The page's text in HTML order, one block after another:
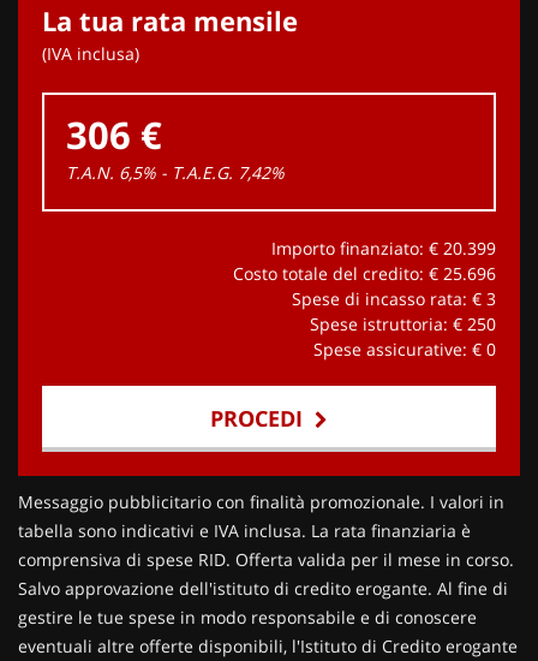
La tua rata mensile
(IVA inclusa)
306 €
T.A.N. 6,5% - T.A.E.G. 7,42%
Importo finanziato: € 20.399
Costo totale del credito: € 25.696
Spese di incasso rata: € 3
Spese istruttoria: € 250
Spese assicurative: € 0
PROCEDI
Contattaci
Messaggio pubblicitario con finalità promozionale. I valori in
tabella sono indicativi e IVA inclusa. La rata finanziaria è
comprensiva di spese RID. Offerta valida per il mese in corso.
Salvo approvazione dell'istituto di credito erogante. Al fine di
gestire le tue spese in modo responsabile e di conoscere
eventuali altre offerte disponibili, l'Istituto di Credito erogante